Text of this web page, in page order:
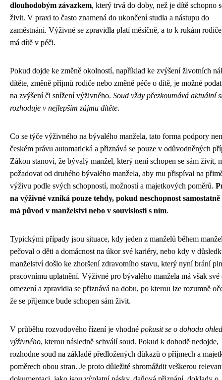
dlouhodobým závazkem, který trvá do doby, než je dítě schopno
živit. V praxi to často znamená do ukončení studia a nástupu do
zaměstnání. Výživné se zpravidla platí měsíčně, a to k rukám
má dítě v péči.
Pokud dojde ke změně okolností, například ke zvýšení životních
dítěte, změně příjmů rodiče nebo změně péče o dítě, je možné
na zvýšení či snížení výživného. Soud vždy přezkoumává aktuální
rozhoduje v nejlepším zájmu dítěte.
Co se týče výživného na bývalého manžela, tato forma podpory
českém právu automatická a přiznává se pouze v odůvodněných
Zákon stanoví, že bývalý manžel, který není schopen se sám živit,
požadovat od druhého bývalého manžela, aby mu přispíval na
výživu podle svých schopností, možností a majetkových poměrů.
na výživné vzniká pouze tehdy, pokud neschopnost samostatně
má původ v manželství nebo v souvislosti s ním.
Typickými případy jsou situace, kdy jeden z manželů během
pečoval o děti a domácnost na úkor své kariéry, nebo kdy v
manželství došlo ke zhoršení zdravotního stavu, který nyní brání
pracovnímu uplatnění. Výživné pro bývalého manžela má však své
omezení a zpravidla se přiznává na dobu, po kterou lze rozumně
že se příjemce bude schopen sám živit.
V průběhu rozvodového řízení je vhodné pokusit se o dohodu
výživného, kterou následně schválí soud. Pokud k dohodě nedojde,
rozhodne soud na základě předložených důkazů o příjmech a
poměrech obou stran. Je proto důležité shromáždit veškerou